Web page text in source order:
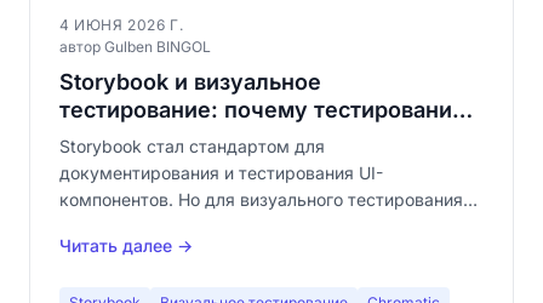
4 ИЮНЯ 2026 Г.
автор Gulben BINGOL
Storybook и визуальное
тестирование: почему тестирования
изолированных компонентов
недостаточно
Storybook стал стандартом для
документирования и тестирования UI-
компонентов. Но для визуального тестирования
Узнайте, как сочетать Storybook с визуальным
Читать далее →